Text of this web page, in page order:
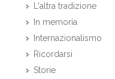
L'altra tradizione
In memoria
Internazionalismo
Ricordarsi
Storie